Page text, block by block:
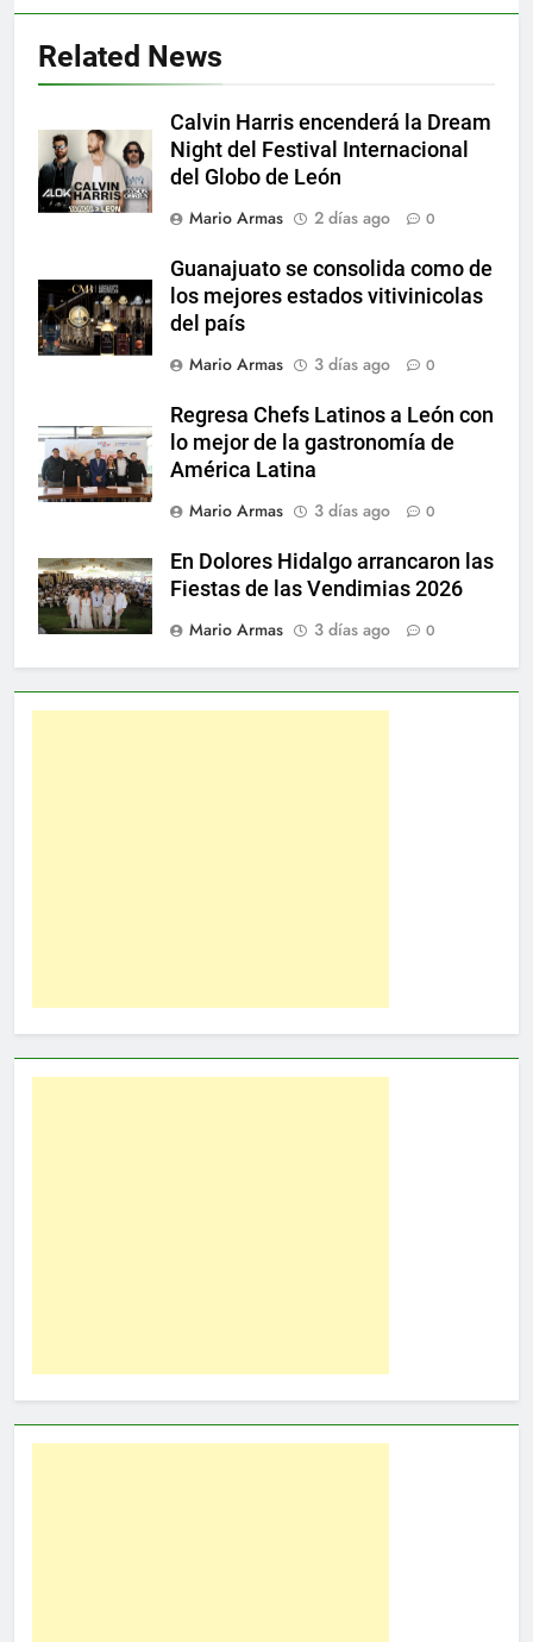
Related News
Calvin Harris encenderá la Dream
Night del Festival Internacional
del Globo de León
Mario Armas
2 días ago 0
Guanajuato se consolida como de
los mejores estados vitivinicolas
del país
Mario Armas
3 días ago 0
Regresa Chefs Latinos a León con
lo mejor de la gastronomía de
América Latina
Mario Armas
3 días ago 0
En Dolores Hidalgo arrancaron las
Fiestas de las Vendimias 2026
Mario Armas
3 días ago 0